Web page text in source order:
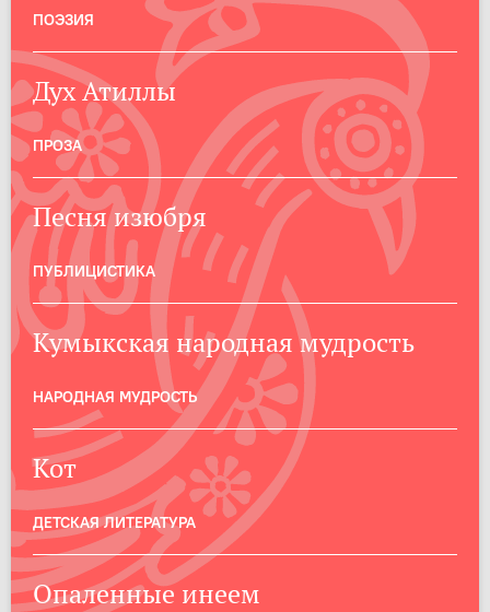
ПОЭЗИЯ
Дух Атиллы
ПРОЗА
Песня изюбря
ПУБЛИЦИСТИКА
Кумыкская народная мудрость
НАРОДНАЯ МУДРОСТЬ
Кот
ДЕТСКАЯ ЛИТЕРАТУРА
Опаленные инеем